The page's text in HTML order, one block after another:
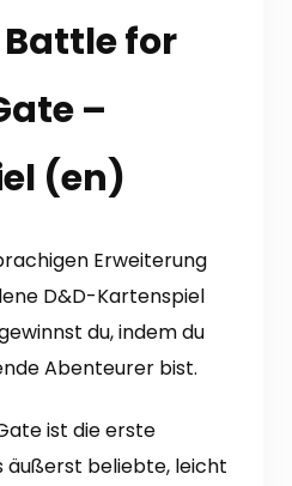
for
–
(en)
Erweiterung
D&D-Kartenspiel
du, indem du
Abenteurer bist.
ist die erste
äußerst beliebte, leicht